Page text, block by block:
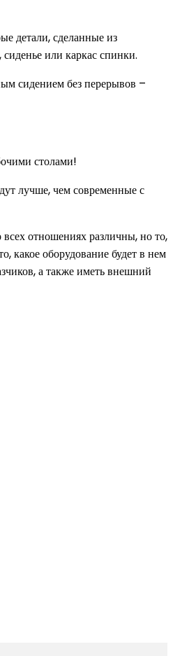
детали, сделанные из
или каркас спинки.
сидением без перерывов –
столами!
лучше, чем современные с
отношениях различны, но то,
какое оборудование будет в нем
а также иметь внешний